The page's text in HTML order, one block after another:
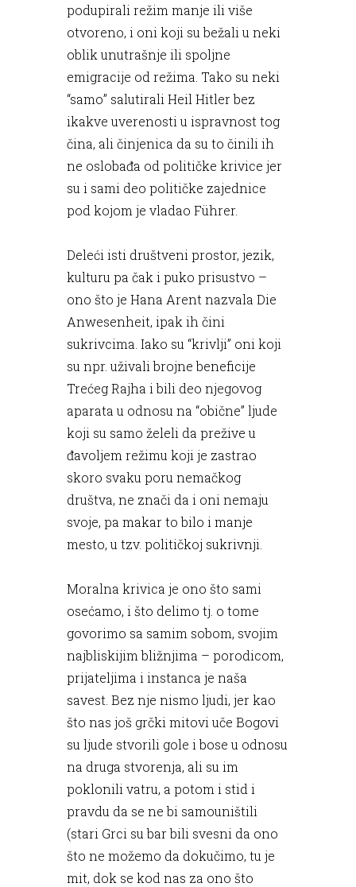
podupirali režim manje ili više
otvoreno, i oni koji su bežali u neki
oblik unutrašnje ili spoljne
emigracije od režima. Tako su neki
“samo” salutirali Heil Hitler bez
ikakve uverenosti u ispravnost tog
čina, ali činjenica da su to činili ih
ne oslobađa od političke krivice jer
su i sami deo političke zajednice
pod kojom je vladao Führer.
Deleći isti društveni prostor, jezik,
kulturu pa čak i puko prisustvo –
ono što je Hana Arent nazvala Die
Anwesenheit, ipak ih čini
sukrivcima. Iako su “krivlji” oni koji
su npr. uživali brojne beneficije
Trećeg Rajha i bili deo njegovog
aparata u odnosu na “obične” ljude
koji su samo želeli da prežive u
đavoljem režimu koji je zastrao
skoro svaku poru nemačkog
društva, ne znači da i oni nemaju
svoje, pa makar to bilo i manje
mesto, u tzv. političkoj sukrivnji.
Moralna krivica je ono što sami
osećamo, i što delimo tj. o tome
govorimo sa samim sobom, svojim
najbliskijim bližnjima – porodicom,
prijateljima i instanca je naša
savest. Bez nje nismo ljudi, jer kao
što nas još grčki mitovi uče Bogovi
su ljude stvorili gole i bose u odnosu
na druga stvorenja, ali su im
poklonili vatru, a potom i stid i
pravdu da se ne bi samouništili
(stari Grci su bar bili svesni da ono
što ne možemo da dokučimo, tu je
mit, dok se kod nas za ono što